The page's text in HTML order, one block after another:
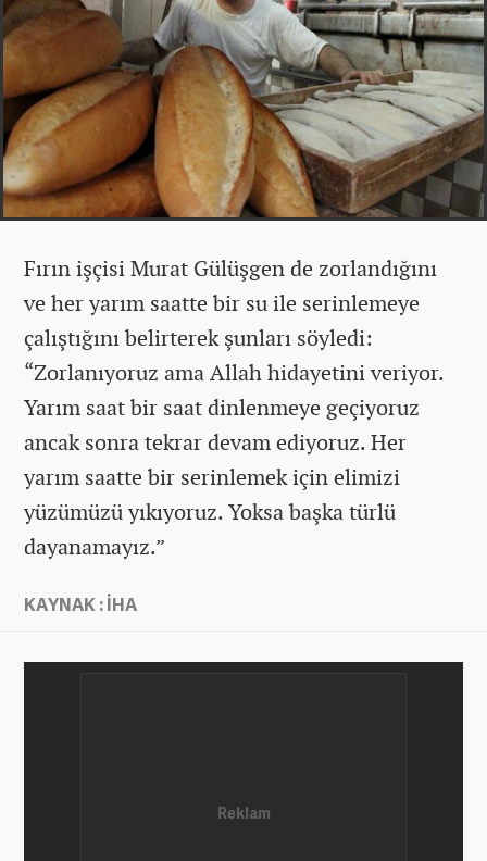
Fırın işçisi Murat Gülüşgen de zorlandığını
ve her yarım saatte bir su ile serinlemeye
çalıştığını belirterek şunları söyledi:
“Zorlanıyoruz ama Allah hidayetini veriyor.
Yarım saat bir saat dinlenmeye geçiyoruz
ancak sonra tekrar devam ediyoruz. Her
yarım saatte bir serinlemek için elimizi
yüzümüzü yıkıyoruz. Yoksa başka türlü
dayanamayız.”
KAYNAK : İHA